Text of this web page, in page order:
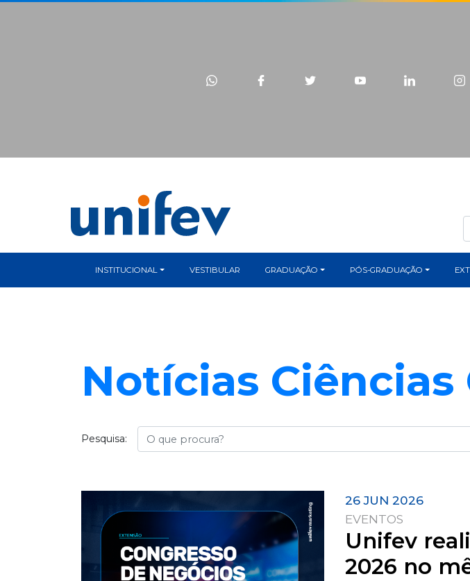
INSTITUCIONAL VESTIBULAR GRADUAÇÃO PÓS-GRADUAÇÃO
Notícias Ciências
Pesquisa:Busca
26 JUN 2026
EVENTOS
Unifev
2026 no